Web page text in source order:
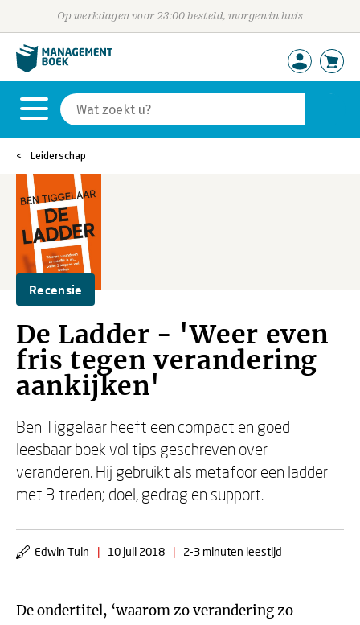
Op werkdagen voor 23:00 besteld, morgen in huis
Leiderschap
Recensie
De Ladder - 'Weer even
fris tegen verandering
aankijken'
Ben Tiggelaar heeft een compact en goed
leesbaar boek vol tips geschreven over
veranderen. Hij gebruikt als metafoor een ladder
met 3 treden; doel, gedrag en support.
Edwin Tuin | 10 juli 2018 | 2-3 minuten leestijd
De ondertitel, ‘waarom zo verandering zo